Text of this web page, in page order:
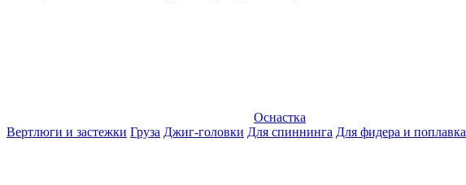
Оснастка
Вертлюги и застежки Груза Джиг-головки Для спиннинга Для фидера и поплавка